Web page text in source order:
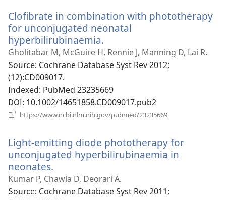
창
Clofibrate in combination with phototherapy
for unconjugated neonatal
hyperbilirubinaemia.
로
운
열
기)
Gholitabar M, McGuire H, Rennie J, Manning D, Lai R.
Source‎: Cochrane Database Syst Rev 2012;
(12):CD009017.
Indexed‎: PubMed 23235669
DOI‎: 10.1002/14651858.CD009017.pub2
https://www.ncbi.nlm.nih.gov/pubmed/23235669
창
열
기)
Light-emitting diode phototherapy for
unconjugated hyperbilirubinaemia in
neonates.
로
운
Kumar P, Chawla D, Deorari A.
Source‎: Cochrane Database Syst Rev 2011;